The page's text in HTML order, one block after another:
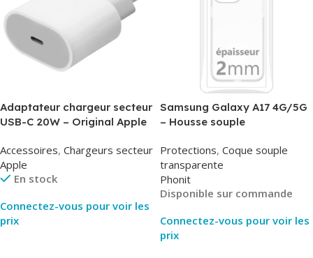
Adaptateur chargeur secteur
USB-C 20W – Original Apple
Accessoires, Chargeurs secteur
Apple
En stock
Connectez-vous pour voir les
prix
Samsung Galaxy A17 4G/5G
– Housse souple
Protections, Coque souple
transparente
Phonit
Disponible sur commande
Connectez-vous pour voir les
prix